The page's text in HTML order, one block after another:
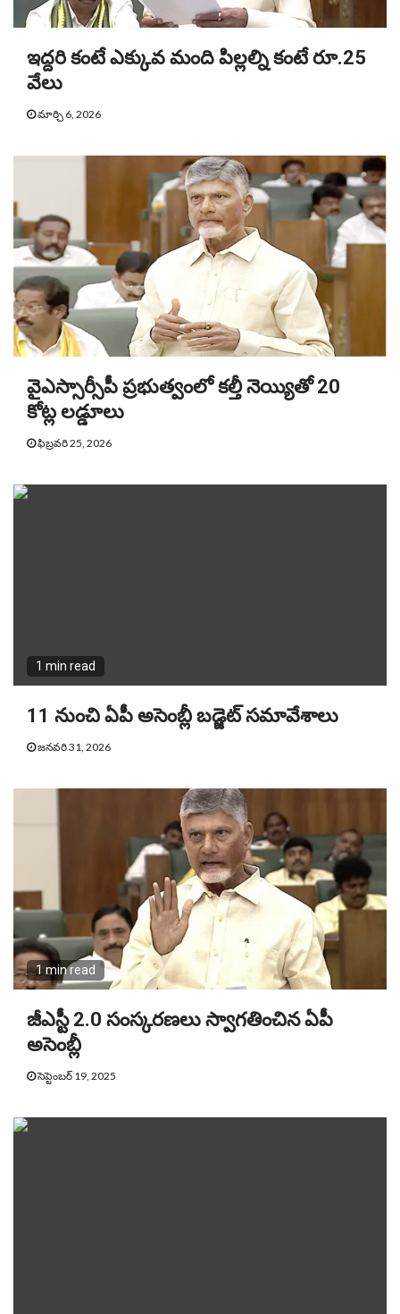
ఇద్దరి కంటే ఎక్కువ మంది పిల్లల్ని కంటే రూ.25
వేలు
మార్చి 6, 2026
వైఎస్సార్సీపీ ప్రభుత్వంలో కల్తీ నెయ్యితో 20
కోట్ల లడ్డూలు
ఫిబ్రవరి 25, 2026
1 min read
11 నుంచి ఏపీ అసెంబ్లీ బడ్జెట్ సమావేశాలు
జనవరి 31, 2026
1 min read
జీఎస్టీ 2.0 సంస్కరణలు స్వాగతించిన ఏపీ
అసెంబ్లీ
సెప్టెంబర్ 19, 2025